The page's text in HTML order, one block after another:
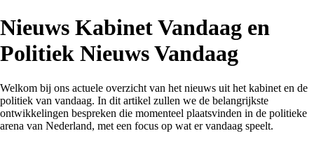
Nieuws Kabinet Vandaag en
Politiek Nieuws Vandaag
Welkom bij ons actuele overzicht van het nieuws uit het kabinet en de
politiek van vandaag. In dit artikel zullen we de belangrijkste
ontwikkelingen bespreken die momenteel plaatsvinden in de politieke
arena van Nederland, met een focus op wat er vandaag speelt.